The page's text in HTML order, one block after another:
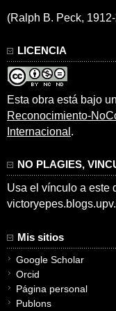
(Ralph B. Peck,
LICENCIA
Esta obra está bajo
Reconocimiento-
Internacional .
NO PLAGIES,
Usa el vínculo a este
Mis sitios
Google Scholar
Orcid
Página personal
Publons